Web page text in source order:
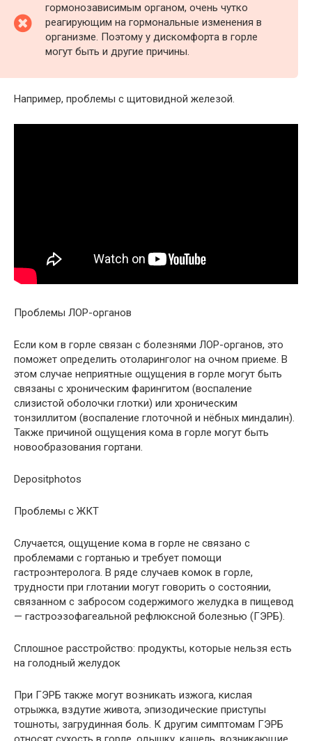
гормонозависимым органом, очень чутко
реагирующим на гормональные изменения в
организме. Поэтому у дискомфорта в горле
могут быть и другие причины.
Например, проблемы с щитовидной железой.
Проблемы ЛОР-органов
Если ком в горле связан с болезнями ЛОР-органов, это
поможет определить отоларинголог на очном приеме. В
этом случае неприятные ощущения в горле могут быть
связаны с хроническим фарингитом (воспаление
слизистой оболочки глотки) или хроническим
тонзиллитом (воспаление глоточной и нёбных миндалин).
Также причиной ощущения кома в горле могут быть
новообразования гортани.
Depositphotos
Проблемы с ЖКТ
Случается, ощущение кома в горле не связано с
проблемами с гортанью и требует помощи
гастроэнтеролога. В ряде случаев комок в горле,
трудности при глотании могут говорить о состоянии,
связанном с забросом содержимого желудка в пищевод
— гастроэзофагеальной рефлюксной болезнью (ГЭРБ).
Сплошное расстройство: продукты, которые нельзя есть
на голодный желудок
При ГЭРБ также могут возникать изжога, кислая
отрыжка, вздутие живота, эпизодические приступы
тошноты, загрудинная боль. К другим симптомам ГЭРБ